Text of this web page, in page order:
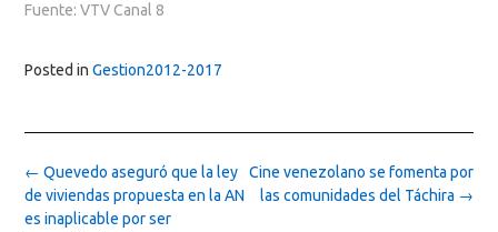
Fuente: VTV Canal 8
Posted in Gestion2012-2017
Post
navigation
Cine venezolano se fomenta por
las comunidades del Táchira →
← Quevedo aseguró que la ley
de viviendas propuesta en la AN
es inaplicable por ser